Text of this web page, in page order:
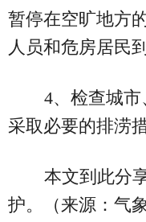
暂停在空旷地方
人员和危房居民
4、检查城市
采取必要的排涝措
本文到此分
护。（来源：气